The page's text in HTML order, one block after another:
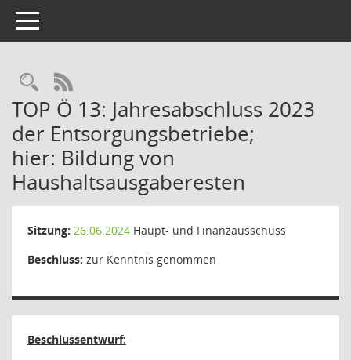
Toggle navigation
Rechercheauswahl
RSS-Feed
TOP Ö 13: Jahresabschluss 2023
der Entsorgungsbetriebe;
hier: Bildung von
Haushaltsausgaberesten
Sitzung: 26.06.2024 Haupt- und Finanzausschuss
Beschluss: zur Kenntnis genommen
Beschlussentwurf: